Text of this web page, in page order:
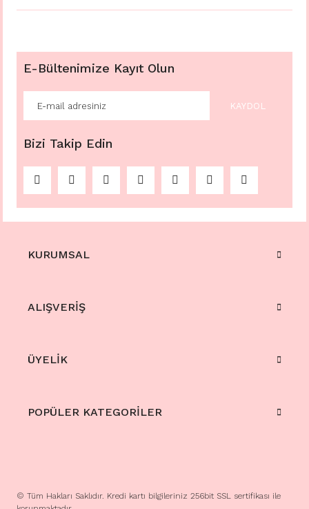
E-Bültenimize Kayıt Olun
KAYDOL
Bizi Takip Edin
KURUMSAL
ALIŞVERİŞ
ÜYELİK
POPÜLER KATEGORİLER
© Tüm Hakları Saklıdır. Kredi kartı bilgileriniz 256bit SSL sertifikası ile